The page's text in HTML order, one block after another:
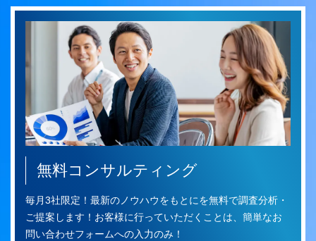
無料コンサルティング
毎月3社限定！最新のノウハウをもとにを無料で調査分析・
ご提案します！お客様に行っていただくことは、簡単なお
問い合わせフォームへの入力のみ！